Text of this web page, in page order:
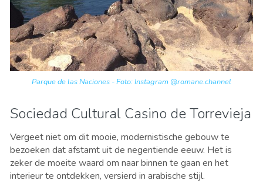
Parque de las Naciones - Foto: Instagram @romane.channel
Sociedad Cultural Casino de Torrevieja
Vergeet niet om dit mooie, modernistische gebouw te
bezoeken dat afstamt uit de negentiende eeuw. Het is
zeker de moeite waard om naar binnen te gaan en het
interieur te ontdekken, versierd in arabische stijl.